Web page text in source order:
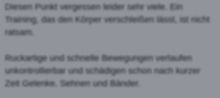
Diesen Punkt vergessen leider sehr viele. Ein
Training, das den Körper verschleißen lässt, ist nicht
ratsam.
Ruckartige und schnelle Bewegungen verlaufen
unkontrollierbar und schädigen schon nach kurzer
Zeit Gelenke, Sehnen und Bänder.